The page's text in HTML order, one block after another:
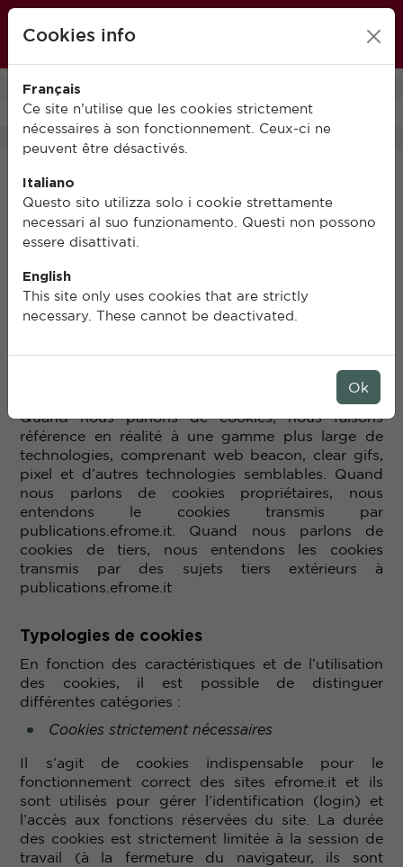
Gestion des cookies
Définition
Les cookies sont des identificateurs univoques,
généralement composés de courtes lignes de texte
mémorisés sur votre terminal ou dans votre
navigateur et envoient certaines informations
déterminées au site qui a transmis le cookie.
Quand nous parlons de cookies, nous faisons
référence en réalité à une gamme plus large de
technologies, comprenant web beacon, clear gifs,
pixel et d’autres technologies semblables. Quand
nous parlons de cookies propriétaires, nous
entendons le cookies transmis par
publications.efrome.it. Quand nous parlons de
cookies de tiers, nous entendons les cookies
transmis par des sujets tiers extérieurs à
publications.efrome.it
Typologies de cookies
En fonction des caractéristiques et de l’utilisation
des cookies, il est possible de distinguer
différentes catégories :
Cookies strictement nécessaires
Il s’agit de cookies indispensable pour le
fonctionnement correct des sites efrome.it et ils
sont utilisés pour gérer l’identification (login) et
l’accès aux fonctions réservées du site. La durée
des cookies est strictement limitée à la session de
travail (à la fermeture du navigateur, ils sont
Cookies info
Français
Ce site n’utilise que les cookies strictement
nécessaires à son fonctionnement. Ceux-ci ne
peuvent être désactivés.
Italiano
Questo sito utilizza solo i cookie strettamente
necessari al suo funzionamento. Questi non possono
essere disattivati.
English
This site only uses cookies that are strictly
necessary. These cannot be deactivated.
Ok